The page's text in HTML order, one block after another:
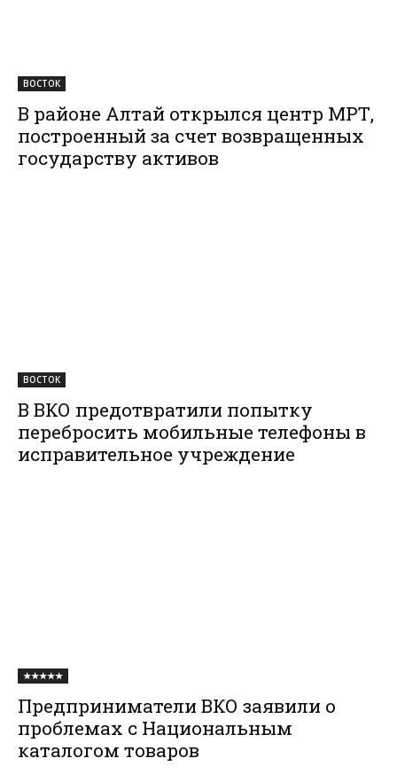
ВОСТОК
В районе Алтай открылся центр МРТ,
построенный за счет возвращенных
государству активов
ВОСТОК
В ВКО предотвратили попытку
перебросить мобильные телефоны в
исправительное учреждение
★★★★★
Предприниматели ВКО заявили о
проблемах с Национальным
каталогом товаров